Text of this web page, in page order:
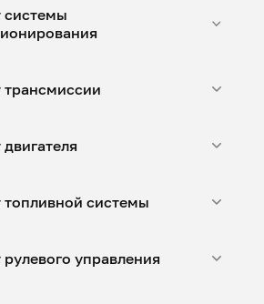
системы
системы
управления